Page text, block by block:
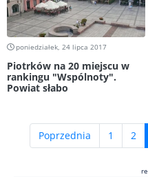
poniedziałek, 24 lipca 2017
Piotrków na 20 miejscu w
rankingu "Wspólnoty".
Powiat słabo
Poprzednia 1 2